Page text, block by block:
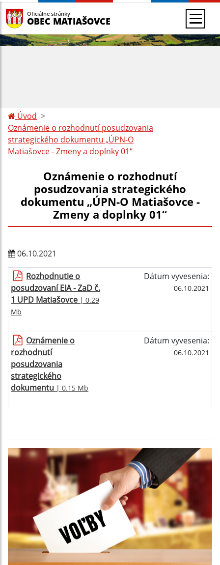
Oficiálne stránky
OBEC MATIAŠOVCE
Úvod
Oznámenie o rozhodnutí posudzovania
strategického dokumentu „ÚPN-O
Matiašovce - Zmeny a doplnky 01“
Oznámenie o rozhodnutí
posudzovania strategického
dokumentu „ÚPN-O Matiašovce -
Zmeny a doplnky 01“
06.10.2021
Rozhodnutie o
posudzovaní EIA - ZaD č.
1 UPD Matiašovce | 0.29
Mb
Dátum vyvesenia:
06.10.2021
Oznámenie o
rozhodnutí
posudzovania
strategického
dokumentu | 0.15 Mb
Dátum vyvesenia:
06.10.2021